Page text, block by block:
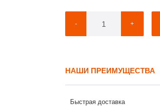
- +
НАШИ ПРЕИМУЩЕСТВА
Быстрая доставка